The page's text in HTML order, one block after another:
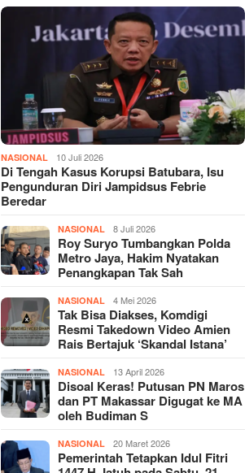
NASIONAL 10 Juli 2026
Di Tengah Kasus Korupsi Batubara, Isu
Pengunduran Diri Jampidsus Febrie
Beredar
NASIONAL 8 Juli 2026
Roy Suryo Tumbangkan Polda
Metro Jaya, Hakim Nyatakan
Penangkapan Tak Sah
NASIONAL 4 Mei 2026
Tak Bisa Diakses, Komdigi
Resmi Takedown Video Amien
Rais Bertajuk ‘Skandal Istana’
NASIONAL 13 April 2026
Disoal Keras! Putusan PN Maros
dan PT Makassar Digugat ke MA
oleh Budiman S
NASIONAL 20 Maret 2026
Pemerintah Tetapkan Idul Fitri